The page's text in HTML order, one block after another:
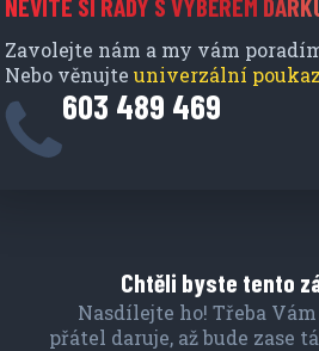
NEVÍTE SI RADY S VÝBĚREM
Zavolejte nám a my vám
Nebo věnujte univerzální poukaz
603 489 469
Chtěli byste tento
Nasdílejte ho! Třeba
přátel daruje, až bude zase